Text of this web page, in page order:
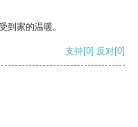
到家的温暖。
支持[0] 反对[0]